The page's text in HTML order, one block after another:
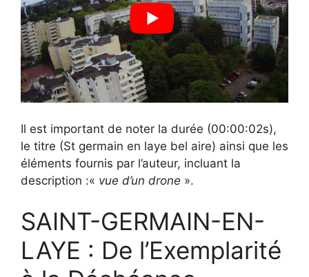
Il est important de noter la durée (00:00:02s),
le titre (St germain en laye bel aire) ainsi que les
éléments fournis par l’auteur, incluant la
description :« vue d’un drone ».
SAINT-GERMAIN-EN-
LAYE : De l’Exemplarité